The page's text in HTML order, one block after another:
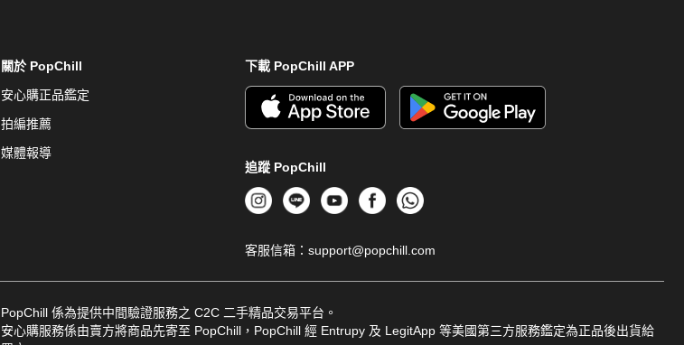
下載 PopChill APP
追蹤 PopChill
客服信箱： support@popchill.com
關於 PopChill
安心購正品鑑定
拍編推薦
媒體報導
PopChill 係為提供中間驗證服務之 C2C 二手精品交易平台。
安心購服務係由賣方將商品先寄至 PopChill，PopChill 經 Entrupy 及 LegitApp 等美國第三方服務鑑定為正品後出貨給